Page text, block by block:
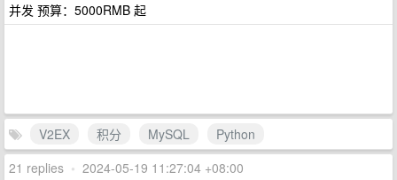
并发 预算：5000RMB 起
V2EX 积分 MySQL
Python
21 replies • 2024-05-19 11:27:04 +08:00